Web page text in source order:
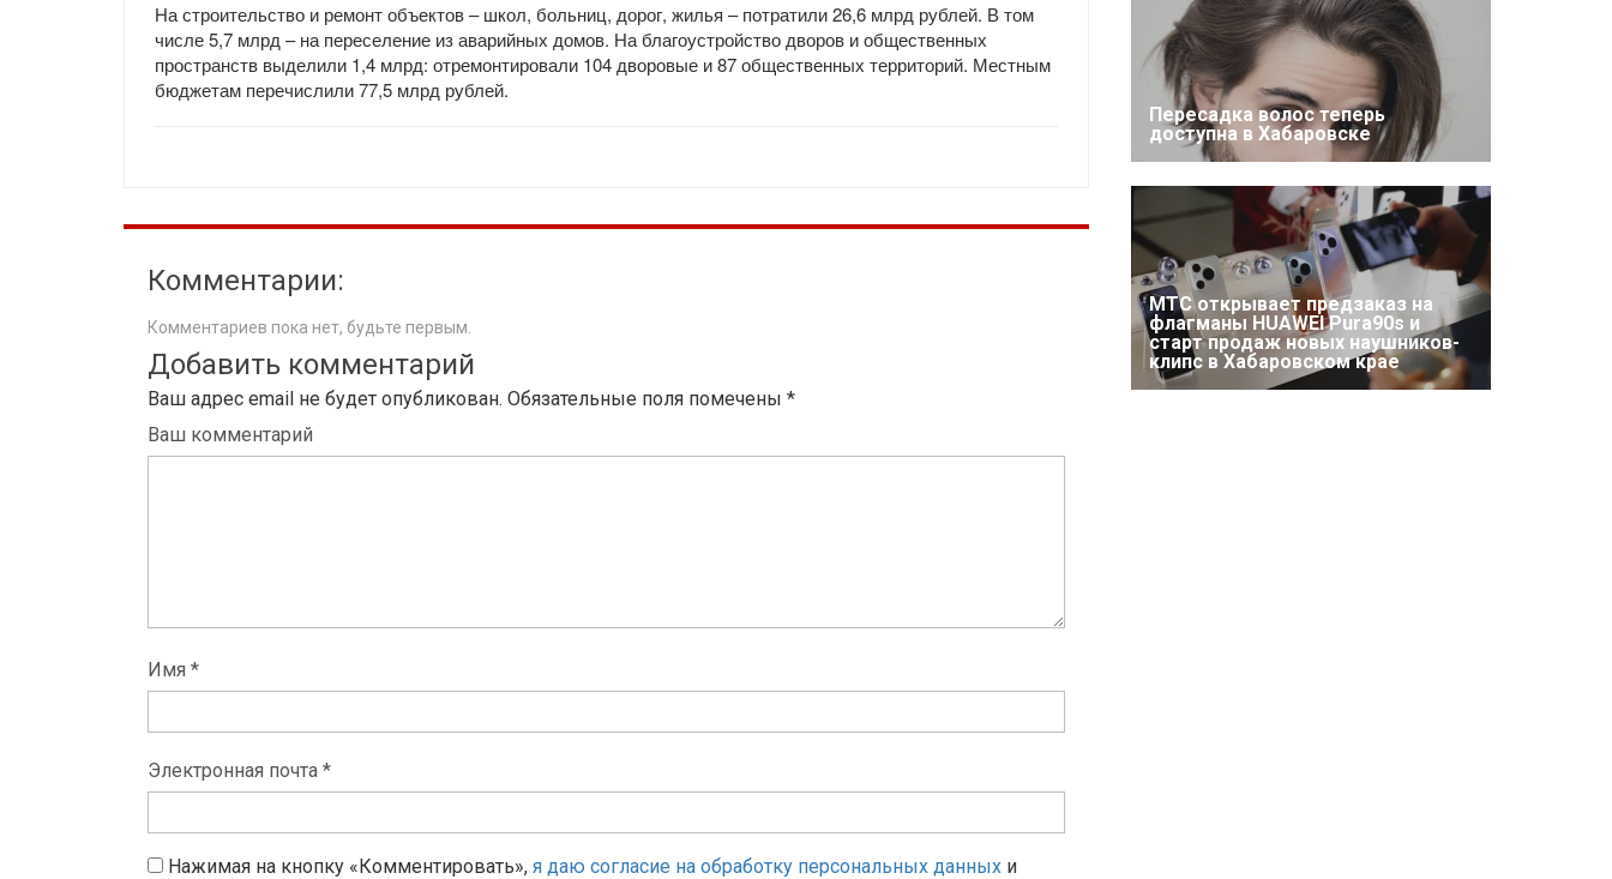
На строительство и ремонт объектов – школ, больниц, дорог, жилья – потратили 26,6 млрд рублей. В том
числе 5,7 млрд – на переселение из аварийных домов. На благоустройство дворов и общественных
пространств выделили 1,4 млрд: отремонтировали 104 дворовые и 87 общественных территорий. Местным
бюджетам перечислили 77,5 млрд рублей.
Комментарии:
Комментариев пока нет, будьте первым.
Добавить комментарий
Ваш адрес email не будет опубликован. Обязательные поля помечены *
Ваш комментарий
Имя *
Электронная почта *
Нажимая на кнопку «Комментировать», я даю согласие на обработку персональных данных и
Пересадка волос теперь
доступна в Хабаровске
МТС открывает предзаказ на
флагманы HUAWEI Pura90s и
старт продаж новых наушников-
клипс в Хабаровском крае